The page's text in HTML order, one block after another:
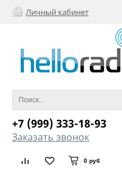
Личный кабинет
+7 (999) 333-18-93
Заказать звонок
0 руб